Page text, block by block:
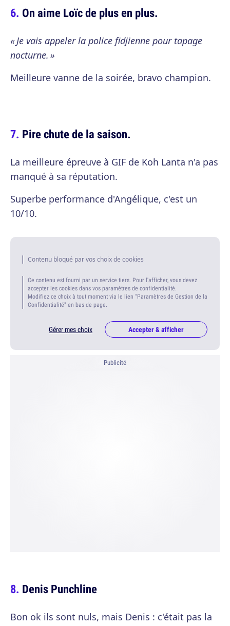
On aime Loïc de plus en plus.
« Je vais appeler la police fidjienne pour tapage
nocturne. »
Meilleure vanne de la soirée, bravo champion.
Pire chute de la saison.
La meilleure épreuve à GIF de Koh Lanta n'a pas
manqué à sa réputation.
Superbe performance d'Angélique, c'est un
10/10.
Contenu bloqué par vos choix de cookies
Ce contenu est fourni par un service tiers. Pour l'afficher, vous devez
accepter les cookies dans vos paramètres de confidentialité.
Modifiez ce choix à tout moment via le lien "Paramètres de Gestion de la
Confidentialité" en bas de page.
Gérer mes choix Accepter & afficher
Publicité
Denis Punchline
Bon ok ils sont nuls, mais Denis : c'était pas la